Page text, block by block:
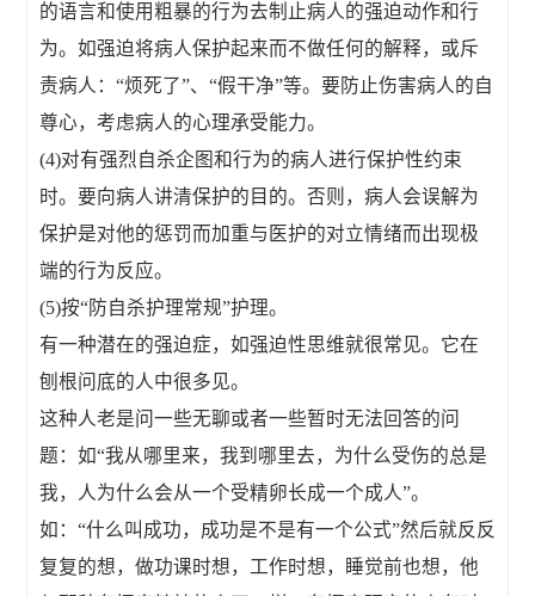
的语言和使用粗暴的行为去制止病人的强迫动作和行
为。如强迫将病人保护起来而不做任何的解释，或斥
责病人：“烦死了”、“假干净”等。要防止伤害病人的自
尊心，考虑病人的心理承受能力。
(4)对有强烈自杀企图和行为的病人进行保护性约束
时。要向病人讲清保护的目的。否则，病人会误解为
保护是对他的惩罚而加重与医护的对立情绪而出现极
端的行为反应。
(5)按“防自杀护理常规”护理。
有一种潜在的强迫症，如强迫性思维就很常见。它在
刨根问底的人中很多见。
这种人老是问一些无聊或者一些暂时无法回答的问
题：如“我从哪里来，我到哪里去，为什么受伤的总是
我，人为什么会从一个受精卵长成一个成人”。
如：“什么叫成功，成功是不是有一个公式”然后就反反
复复的想，做功课时想，工作时想，睡觉前也想，他